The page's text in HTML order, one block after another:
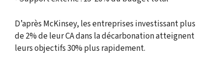
D’après McKinsey, les entreprises investissant plus
de 2% de leur CA dans la décarbonation atteignent
leurs objectifs 30% plus rapidement.